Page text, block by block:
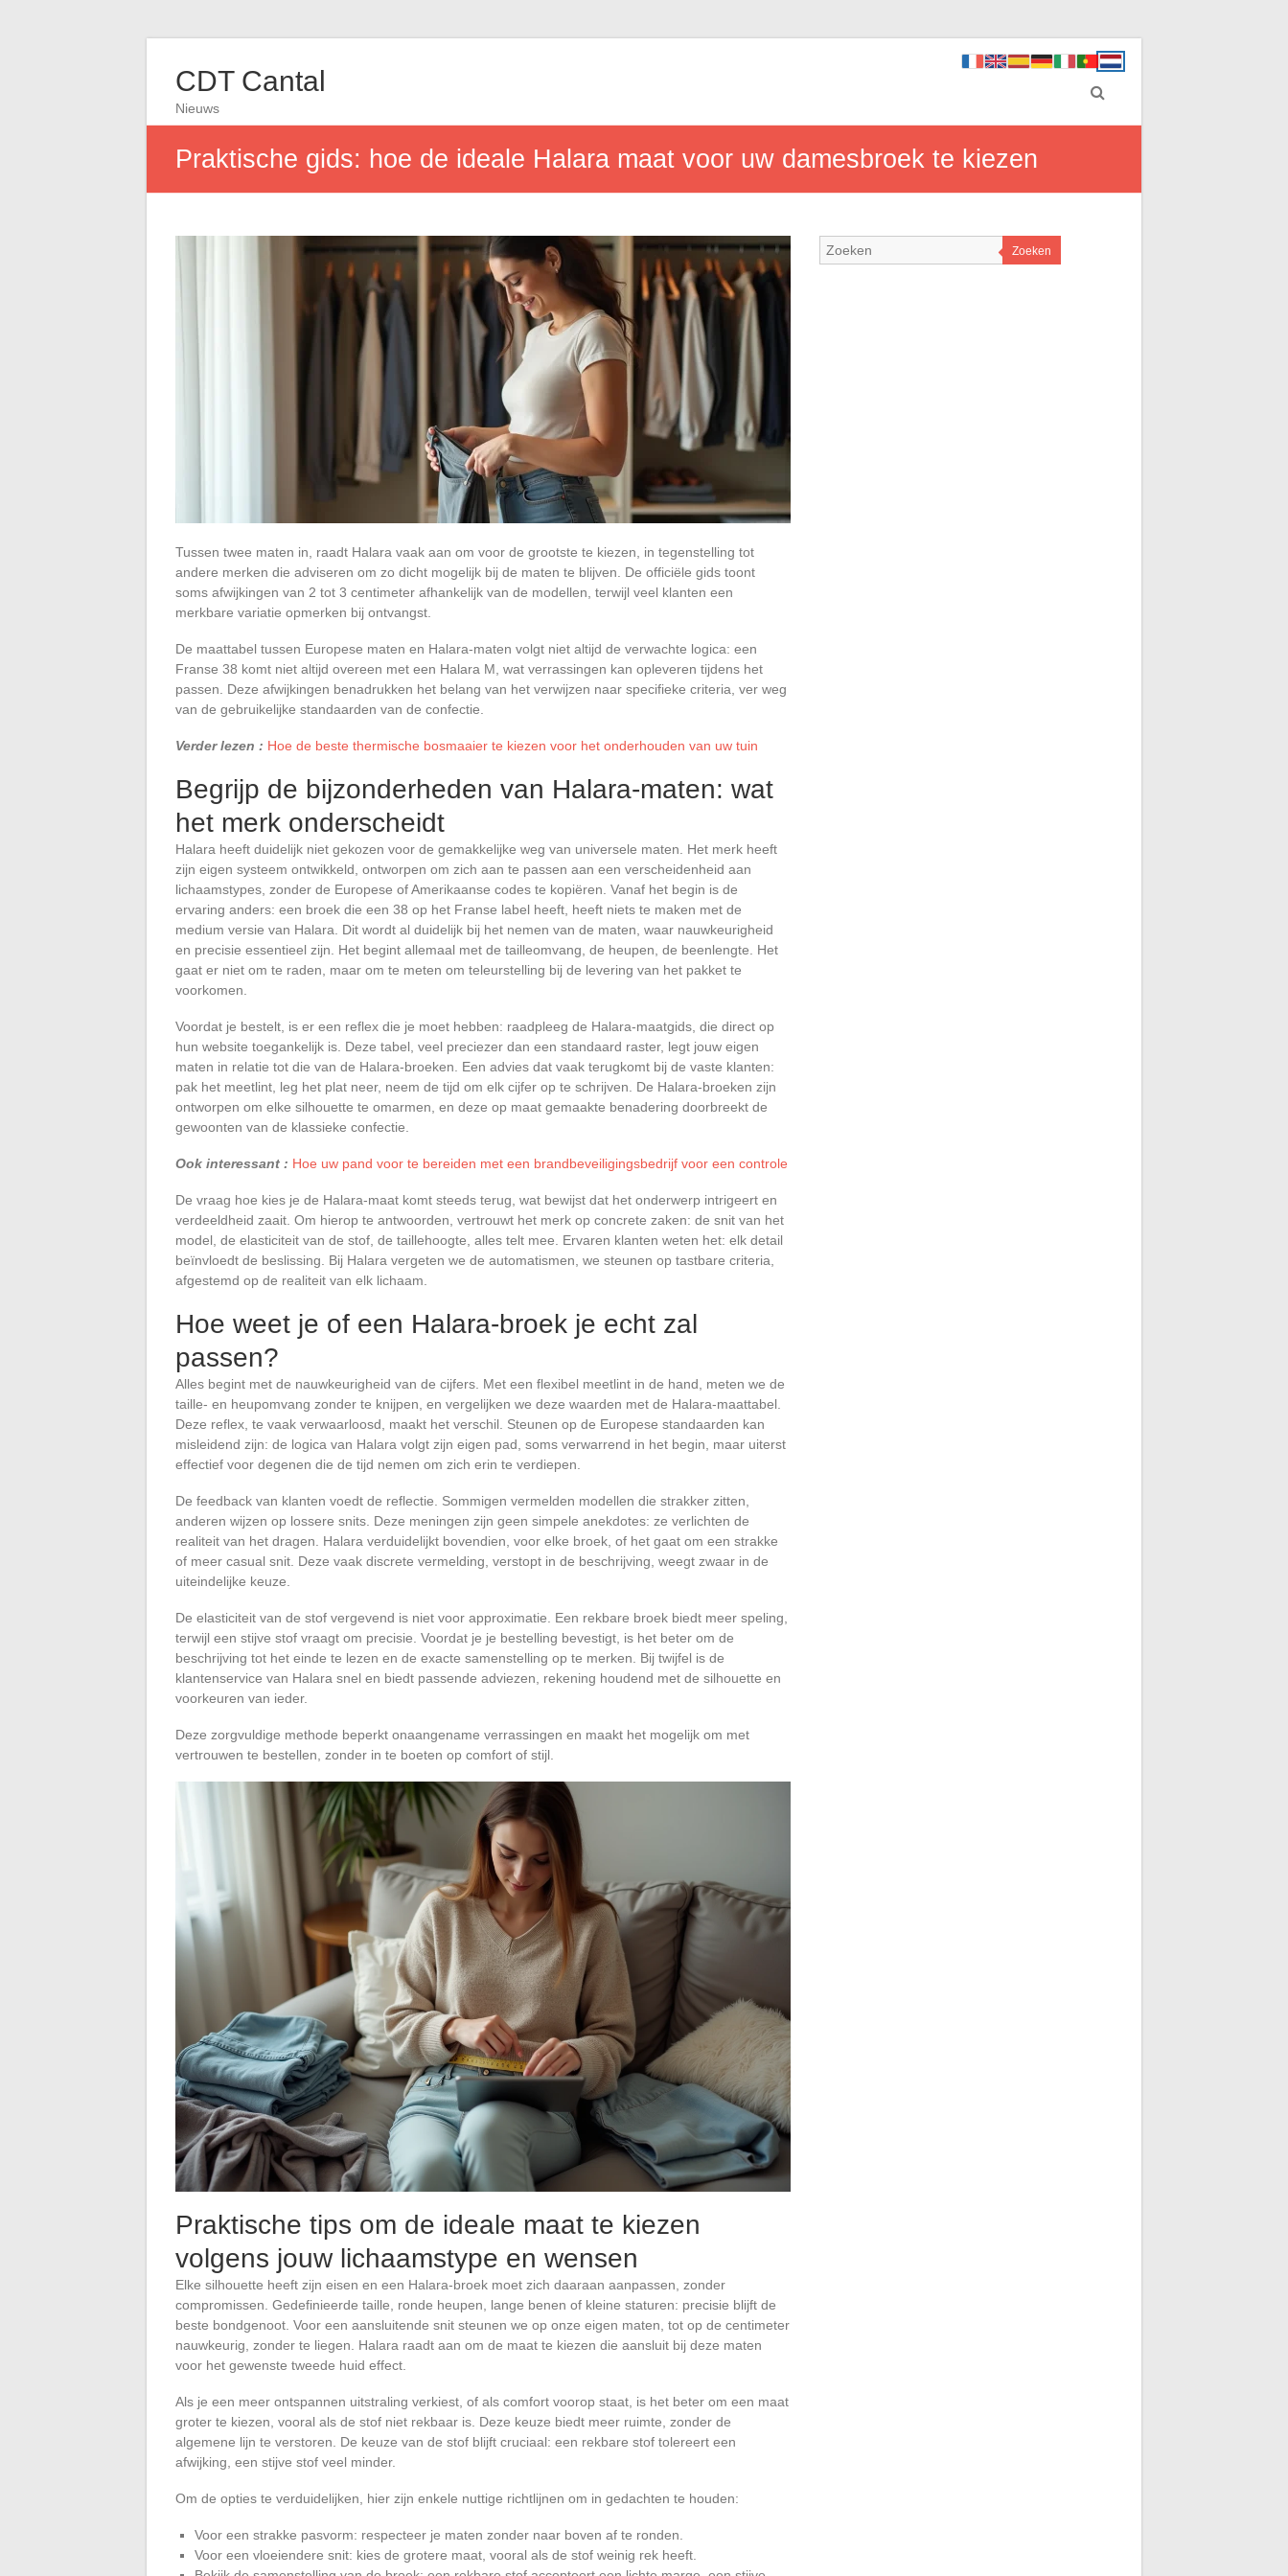
CDT Cantal
Nieuws
Praktische gids: hoe de ideale Halara maat voor uw damesbroek te kiezen
Tussen twee maten in, raadt Halara vaak aan om voor de grootste te kiezen, in tegenstelling tot
andere merken die adviseren om zo dicht mogelijk bij de maten te blijven. De officiële gids toont
soms afwijkingen van 2 tot 3 centimeter afhankelijk van de modellen, terwijl veel klanten een
merkbare variatie opmerken bij ontvangst.
De maattabel tussen Europese maten en Halara-maten volgt niet altijd de verwachte logica: een
Franse 38 komt niet altijd overeen met een Halara M, wat verrassingen kan opleveren tijdens het
passen. Deze afwijkingen benadrukken het belang van het verwijzen naar specifieke criteria, ver weg
van de gebruikelijke standaarden van de confectie.
Verder lezen : Hoe de beste thermische bosmaaier te kiezen voor het onderhouden van uw tuin
Begrijp de bijzonderheden van Halara-maten: wat
het merk onderscheidt
Halara heeft duidelijk niet gekozen voor de gemakkelijke weg van universele maten. Het merk heeft
zijn eigen systeem ontwikkeld, ontworpen om zich aan te passen aan een verscheidenheid aan
lichaamstypes, zonder de Europese of Amerikaanse codes te kopiëren. Vanaf het begin is de
ervaring anders: een broek die een 38 op het Franse label heeft, heeft niets te maken met de
medium versie van Halara. Dit wordt al duidelijk bij het nemen van de maten, waar nauwkeurigheid
en precisie essentieel zijn. Het begint allemaal met de tailleomvang, de heupen, de beenlengte. Het
gaat er niet om te raden, maar om te meten om teleurstelling bij de levering van het pakket te
voorkomen.
Voordat je bestelt, is er een reflex die je moet hebben: raadpleeg de Halara-maatgids, die direct op
hun website toegankelijk is. Deze tabel, veel preciezer dan een standaard raster, legt jouw eigen
maten in relatie tot die van de Halara-broeken. Een advies dat vaak terugkomt bij de vaste klanten:
pak het meetlint, leg het plat neer, neem de tijd om elk cijfer op te schrijven. De Halara-broeken zijn
ontworpen om elke silhouette te omarmen, en deze op maat gemaakte benadering doorbreekt de
gewoonten van de klassieke confectie.
Ook interessant : Hoe uw pand voor te bereiden met een brandbeveiligingsbedrijf voor een controle
De vraag hoe kies je de Halara-maat komt steeds terug, wat bewijst dat het onderwerp intrigeert en
verdeeldheid zaait. Om hierop te antwoorden, vertrouwt het merk op concrete zaken: de snit van het
model, de elasticiteit van de stof, de taillehoogte, alles telt mee. Ervaren klanten weten het: elk detail
beïnvloedt de beslissing. Bij Halara vergeten we de automatismen, we steunen op tastbare criteria,
afgestemd op de realiteit van elk lichaam.
Hoe weet je of een Halara-broek je echt zal
passen?
Alles begint met de nauwkeurigheid van de cijfers. Met een flexibel meetlint in de hand, meten we de
taille- en heupomvang zonder te knijpen, en vergelijken we deze waarden met de Halara-maattabel.
Deze reflex, te vaak verwaarloosd, maakt het verschil. Steunen op de Europese standaarden kan
misleidend zijn: de logica van Halara volgt zijn eigen pad, soms verwarrend in het begin, maar uiterst
effectief voor degenen die de tijd nemen om zich erin te verdiepen.
De feedback van klanten voedt de reflectie. Sommigen vermelden modellen die strakker zitten,
anderen wijzen op lossere snits. Deze meningen zijn geen simpele anekdotes: ze verlichten de
realiteit van het dragen. Halara verduidelijkt bovendien, voor elke broek, of het gaat om een strakke
of meer casual snit. Deze vaak discrete vermelding, verstopt in de beschrijving, weegt zwaar in de
uiteindelijke keuze.
De elasticiteit van de stof vergevend is niet voor approximatie. Een rekbare broek biedt meer speling,
terwijl een stijve stof vraagt om precisie. Voordat je je bestelling bevestigt, is het beter om de
beschrijving tot het einde te lezen en de exacte samenstelling op te merken. Bij twijfel is de
klantenservice van Halara snel en biedt passende adviezen, rekening houdend met de silhouette en
voorkeuren van ieder.
Deze zorgvuldige methode beperkt onaangename verrassingen en maakt het mogelijk om met
vertrouwen te bestellen, zonder in te boeten op comfort of stijl.
Praktische tips om de ideale maat te kiezen
volgens jouw lichaamstype en wensen
Elke silhouette heeft zijn eisen en een Halara-broek moet zich daaraan aanpassen, zonder
compromissen. Gedefinieerde taille, ronde heupen, lange benen of kleine staturen: precisie blijft de
beste bondgenoot. Voor een aansluitende snit steunen we op onze eigen maten, tot op de centimeter
nauwkeurig, zonder te liegen. Halara raadt aan om de maat te kiezen die aansluit bij deze maten
voor het gewenste tweede huid effect.
Als je een meer ontspannen uitstraling verkiest, of als comfort voorop staat, is het beter om een maat
groter te kiezen, vooral als de stof niet rekbaar is. Deze keuze biedt meer ruimte, zonder de
algemene lijn te verstoren. De keuze van de stof blijft cruciaal: een rekbare stof tolereert een
afwijking, een stijve stof veel minder.
Om de opties te verduidelijken, hier zijn enkele nuttige richtlijnen om in gedachten te houden:
Voor een strakke pasvorm: respecteer je maten zonder naar boven af te ronden.
Voor een vloeiendere snit: kies de grotere maat, vooral als de stof weinig rek heeft.
Zoeken